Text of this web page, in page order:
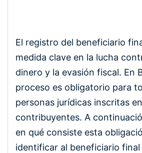
El registro del beneficiario
medida clave en la lucha
dinero y la evasión fiscal. En
proceso es obligatorio para
personas jurídicas inscritas
contribuyentes. A
en qué consiste esta
identificar al beneficiario